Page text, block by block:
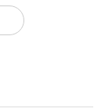
05-23